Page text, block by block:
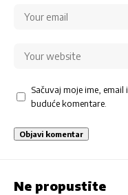
Sačuvaj moje ime,
buduće komentare.
Ne propustite